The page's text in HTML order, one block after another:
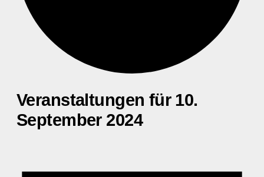
Veranstaltungen für 10.
September 2024